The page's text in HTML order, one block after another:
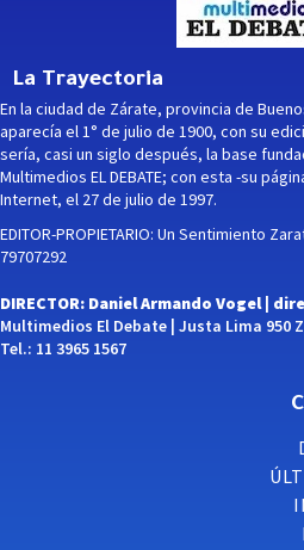
La Trayectoria
En la ciudad de Zárate, provincia de
aparecía el 1° de julio de 1900, con su
sería, casi un siglo después, la base
Multimedios EL DEBATE; con esta -su
Internet, el 27 de julio de 1997.
EDITOR-PROPIETARIO: Un Sentimiento
79707292
DIRECTOR: Daniel Armando Vogel |
Multimedios El Debate | Justa Lima 950
Tel.: 11 3965 1567